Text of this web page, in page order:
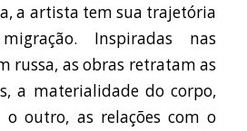
a artista tem sua trajetória
Inspiradas nas
russa, as obras retratam as
a materialidade do corpo,
o outro, as relações com o